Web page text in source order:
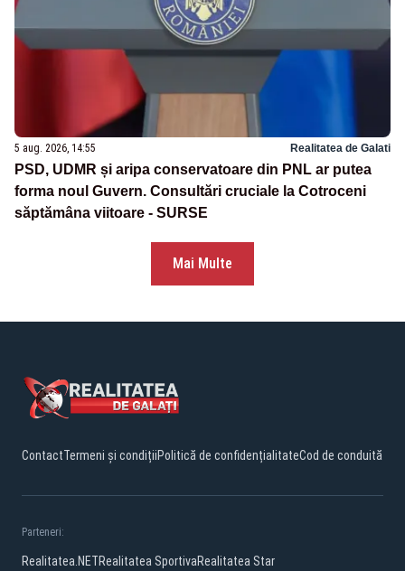
5 aug. 2026, 14:55 Realitatea de Galati
PSD, UDMR și aripa conservatoare din PNL ar putea
forma noul Guvern. Consultări cruciale la Cotroceni
săptămâna viitoare - SURSE
Mai Multe
ContactTermeni și condițiiPolitică de confidențialitateCod de conduită
Parteneri:
Realitatea.NETRealitatea SportivaRealitatea Star